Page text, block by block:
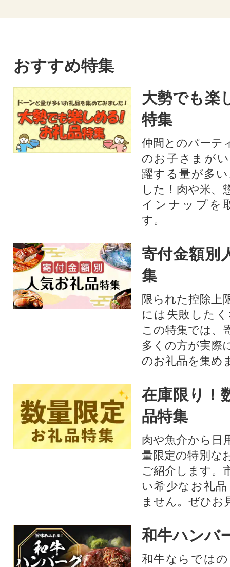
おすすめ特集
大勢でも楽
特集
仲間とのパーテ
のお子さまが
躍する量が多
した！肉や米、
インナップを
す。
寄付金額別
集
限られた控除上
には失敗した
この特集では、
多くの方が実際
のお礼品を集め
在庫限り！
品特集
肉や魚介から日
量限定の特別な
ご紹介します。
い希少なお礼
ません。ぜひお
和牛ハンバ
和牛ならでは